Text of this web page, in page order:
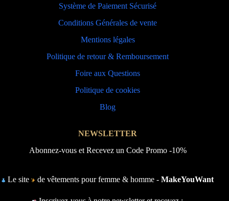
Système de Paiement Sécurisé
Conditions Générales de vente
Mentions légales
Politique de retour & Remboursement
Foire aux Questions
Politique de cookies
Blog
NEWSLETTER
Abonnez-vous et Recevez un Code Promo -10%
Le site de vêtements pour femme & homme -MakeYouWant